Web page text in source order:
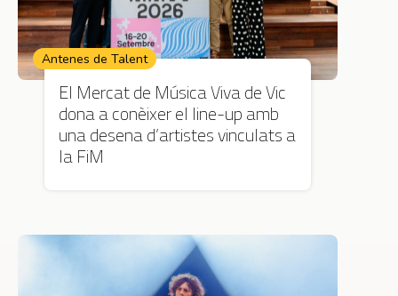
Antenes de Talent
El Mercat de Música Viva de Vic
dona a conèixer el line-up amb
una desena d’artistes vinculats a
la FiM